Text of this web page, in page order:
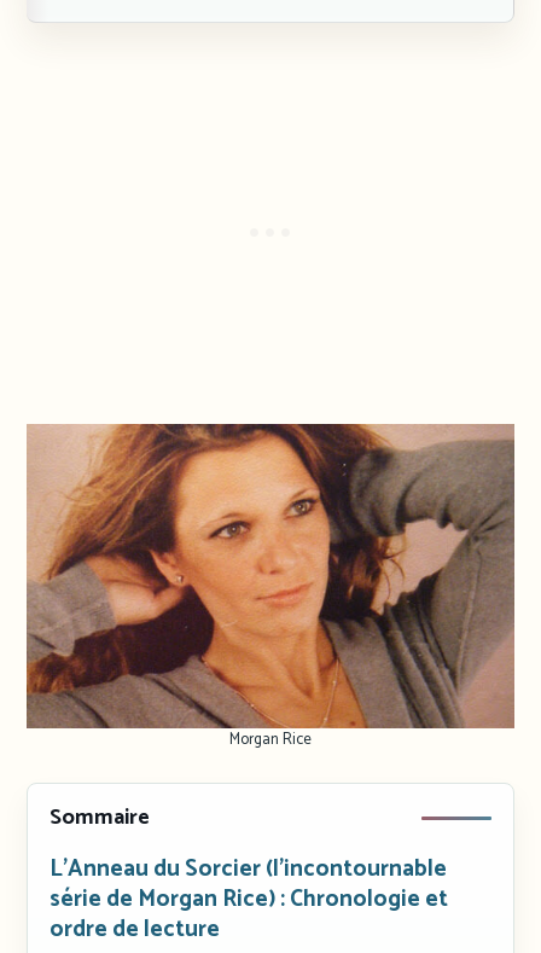
Morgan Rice
Sommaire
L’Anneau du Sorcier (l’incontournable
série de Morgan Rice) : Chronologie et
ordre de lecture